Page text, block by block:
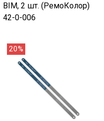
BIM, 2 шт. (РемоКолор)
42-0-006
20%